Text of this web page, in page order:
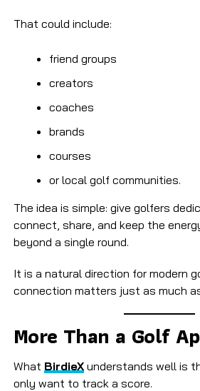
That could include:
friend groups
creators
coaches
brands
courses
or local golf communities.
The idea is simple: give golfers
connect, share, and keep the
beyond a single round.
It is a natural direction for modern
connection matters just as much
More Than a Golf
What BirdieXunderstands well is
only want to track a score.